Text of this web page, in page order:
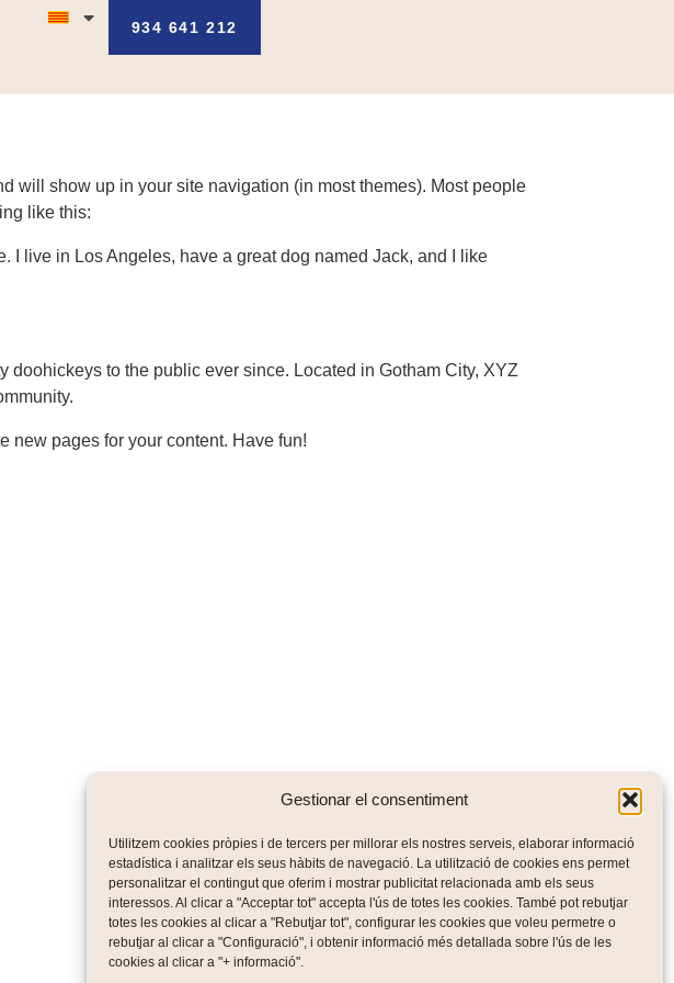
Gestionar el consentiment
Utilitzem cookies pròpies i de tercers per millorar els nostres serveis, elaborar informació
estadística i analitzar els seus hàbits de navegació. La utilització de cookies ens permet
personalitzar el contingut que oferim i mostrar publicitat relacionada amb els seus
interessos. Al clicar a "Acceptar tot" accepta l'ús de totes les cookies. També pot rebutjar
totes les cookies al clicar a "Rebutjar tot", configurar les cookies que voleu permetre o
rebutjar al clicar a "Configuració", i obtenir informació més detallada sobre l'ús de les
cookies al clicar a "+ informació".
CAT 934 641 212
will show up in your site navigation (in most themes). Most people
like this:
I live in Los Angeles, have a great dog named Jack, and I like
to the public ever since. Located in Gotham City, XYZ
new pages for your content. Have fun!
POLÍTICA DE PRIVACITAT AVÍS LEGAL POLÍTICA DE COOKIES